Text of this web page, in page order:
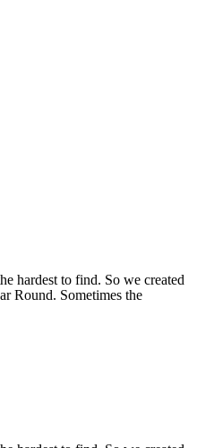
hardest to find. So we created
Round. Sometimes the